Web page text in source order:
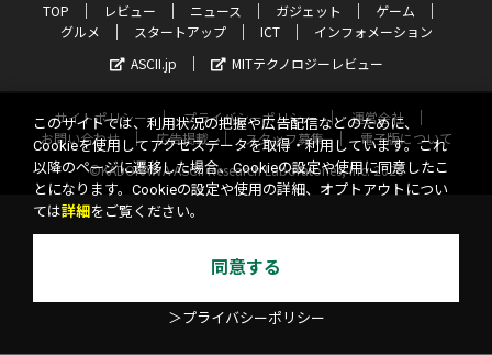
TOP レビュー ニュース ガジェット
ゲーム
グルメ
スタートアップ ICT
インフォメーション
ASCII.jp
MITテクノロジーレビュー
サイトポリシー プライバシーポリシー
運営会社
お問い合わせ
広告掲載 スタッフ募集
電子版について
©KADOKAWA ASCII Research Laboratories, Inc. 2026
このサイトでは、利用状況の把握や広告配信などのために、
Cookieを使用してアクセスデータを取得・利用しています。これ
以降のページに遷移した場合、Cookieの設定や使用に同意したこ
とになります。Cookieの設定や使用の詳細、オプトアウトについ
ては詳細 をご覧ください。
同意する
＞プライバシーポリシー